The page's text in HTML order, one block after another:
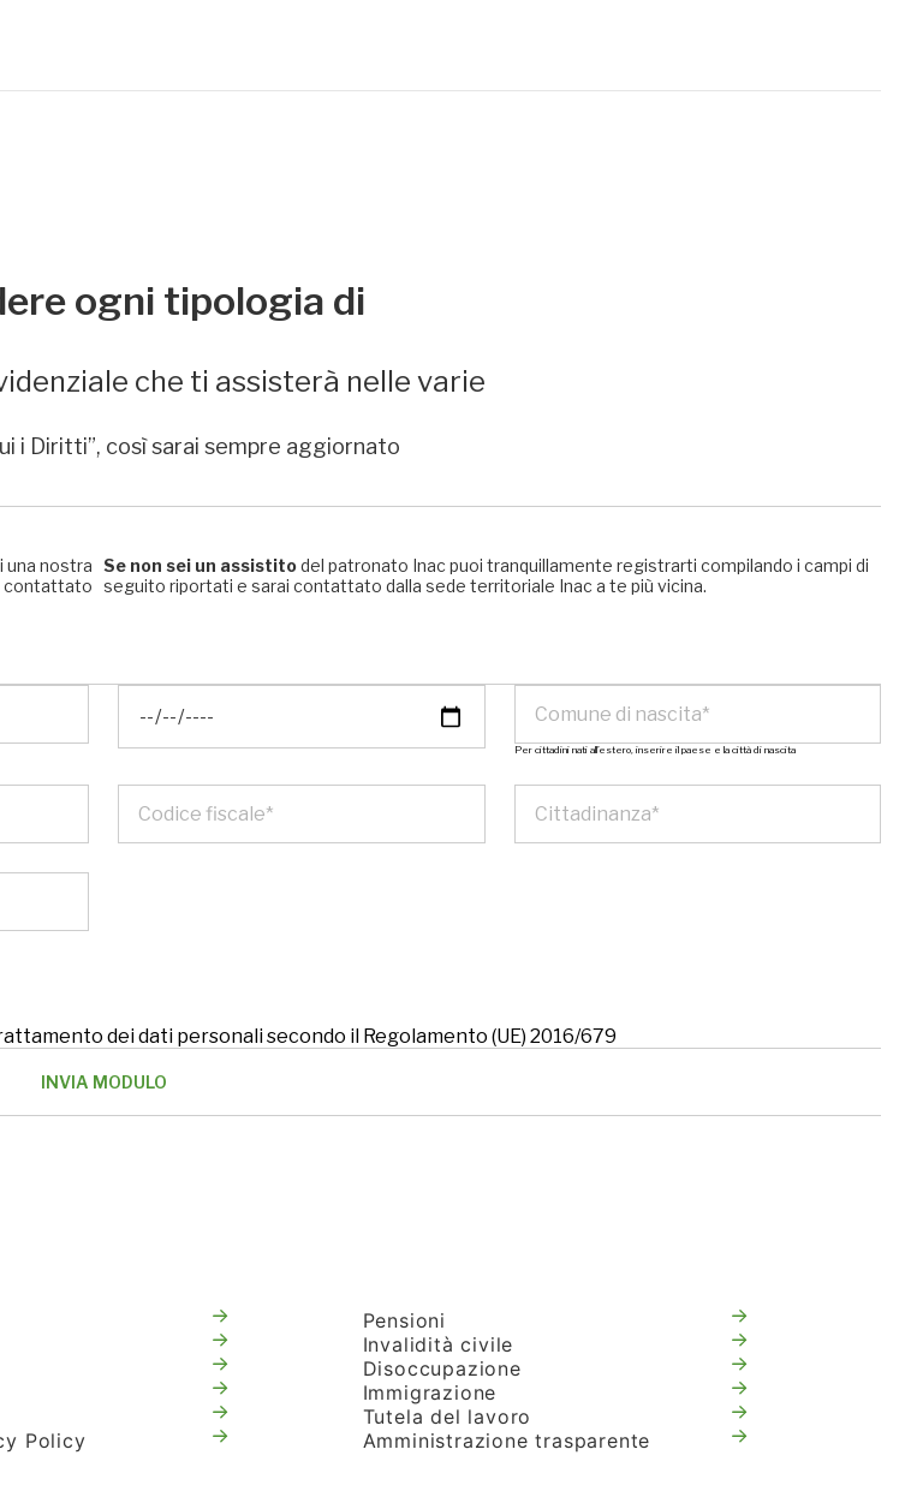
ogni tipologia di
che ti assisterà nelle varie
i Diritti”, così sarai sempre aggiornato
una nostra
contattato
Se non sei un assistitodel patronato Inac puoi tranquillamente registrarti compilando i campi di
seguito riportati e sarai contattato dalla sede territoriale Inac a te più vicina.
Per cittadini nati all’estero, inserire il paese e la città di nascita
dei dati personali secondo il Regolamento (UE) 2016/679
Policy
Pensioni
Invalidità civile
Disoccupazione
Immigrazione
Tutela del lavoro
Amministrazione trasparente